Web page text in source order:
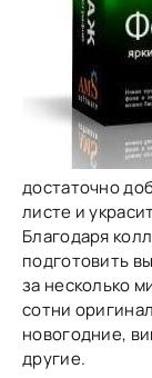
достаточно
листе и
Благодаря
подготовить
за несколько
сотни
новогодние,
другие.